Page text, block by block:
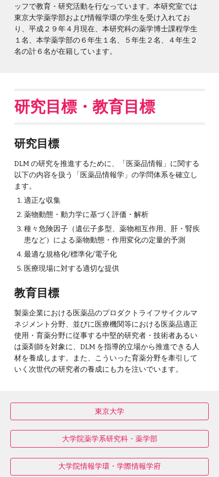
ッフで教育・研究活動を行なっています。本研究室では
東京大学薬学部および情報学環の学生を受け入れてお
り、平成２９年４月現在、本研究科の薬学博士課程学生
１名、本学薬学部の６年生１名、５年生２名、４年生２
名の計６名が在籍しています。
研究目標・教育目標
研究目標
DLM の研究を推進するために、「医薬品情報」に関する
以下の内容を扱う「医薬品情報学」の学問体系を確立し
ます。
適正な収集
薬物動態・動力学に基づく評価・解析
種々危険因子（遺伝子多型、薬物相互作用、肝・腎疾
患など）による薬物動態・作用変化の定量的予測
最適な規格化/標準化/電子化
医療現場に対する適切な提供
教育目標
製薬企業における医薬品のプロダクトライフサイクルマ
ネジメント分野、並びに医療機関等における医薬品適正
使用・育薬分野に従事する中堅的研究者・技術者あるい
は薬剤師を対象に、DLM を指導的立場から推進できる人
材を養成します。また、こういった育薬分野を牽引して
いく次世代の研究者の養成にも力を注いでいます。
東京大学
大学院薬学系研究科・薬学部
大学院情報学環・学際情報学府